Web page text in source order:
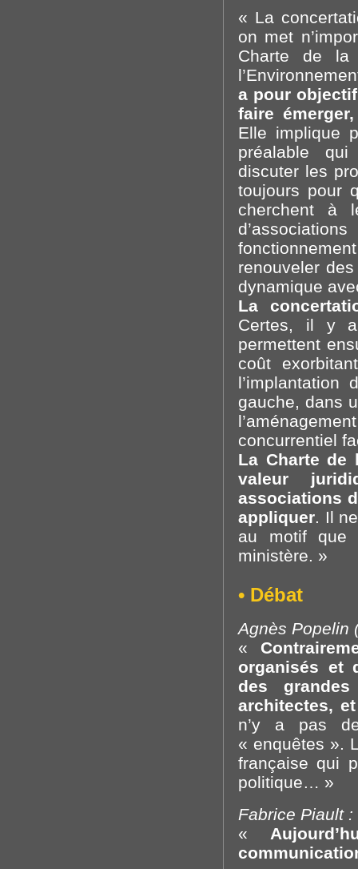
« La
on met
Charte de la
a pour
faire
Elle implique
préalable qui
discuter les
toujours pour
cherchent à
renouveler
dynamique
La
Certes, il y a
permettent
coût
gauche, dans
concurrentiel
La Charte de
valeur
associations
appliquer. Il
au motif que
ministère. »
• Débat
Agnès Popelin
«
organisés et
des
architectes,
n’y a pas
« enquêtes ».
française qui
politique… »
Fabrice Piault :
«